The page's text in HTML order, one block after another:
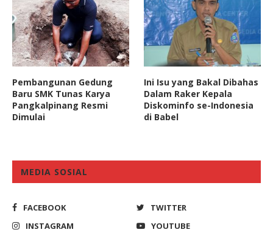
Pembangunan Gedung
Baru SMK Tunas Karya
Pangkalpinang Resmi
Dimulai
Ini Isu yang Bakal Dibahas
Dalam Raker Kepala
Diskominfo se-Indonesia
di Babel
MEDIA SOSIAL
FACEBOOK
TWITTER
INSTAGRAM
YOUTUBE